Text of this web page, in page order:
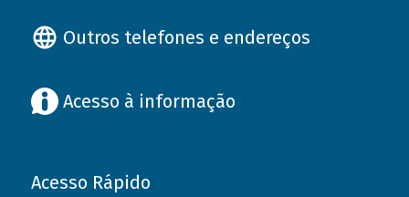
Outros telefones e endereços
Acesso à informação
Acesso Rápido